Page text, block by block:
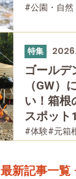
#公園・自然
特集
ゴールデ
（GW）
い！箱根
スポット
#体験#元箱
#箱根フリー
最新記事一覧